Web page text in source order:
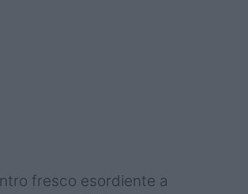
fresco esordiente a